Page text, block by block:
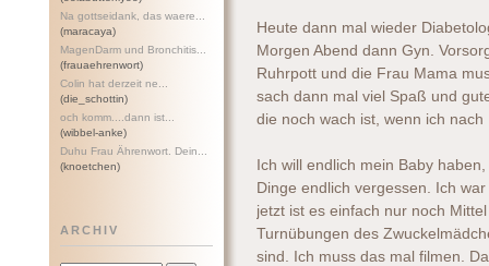
Na gottseidank, das waere...
(maracaya)
MagenDarm und Bronchitis...
(frauaehrenwort)
Colin hat derzeit ne...
(die_schottin)
och komm....dann ist...
(wibbel-anke)
Duhu Frau Ährenwort. Dein...
(knoetchen)
ARCHIV
Heute dann mal wieder
Morgen Abend dann Gyn.
Ruhrpott und die Frau Mama
sach dann mal viel Spaß und
die noch wach ist, wenn ich nach
Ich will endlich mein Baby
Dinge endlich vergessen. Ich
jetzt ist es einfach nur noch
Turnübungen des
sind. Ich muss das mal filmen.